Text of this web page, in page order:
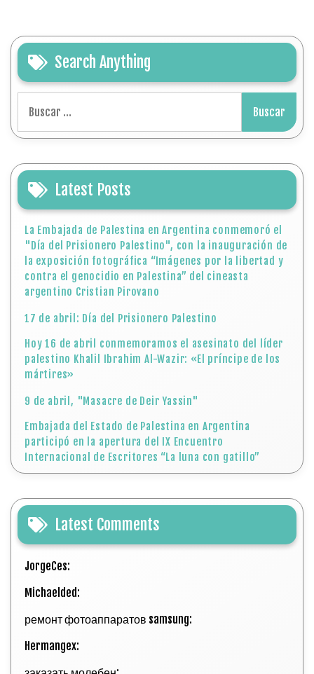
Search Anything
Latest Posts
La Embajada de Palestina en Argentina conmemoró el
"Día del Prisionero Palestino", con la inauguración de
la exposición fotográfica “Imágenes por la libertad y
contra el genocidio en Palestina” del cineasta
argentino Cristian Pirovano
17 de abril: Día del Prisionero Palestino
Hoy 16 de abril conmemoramos el asesinato del líder
palestino Khalil Ibrahim Al-Wazir: «El príncipe de los
mártires»
9 de abril, "Masacre de Deir Yassin"
Embajada del Estado de Palestina en Argentina
participó en la apertura del IX Encuentro
Internacional de Escritores “La luna con gatillo”
Latest Comments
JorgeCes:
Michaelded:
ремонт фотоаппаратов samsung:
Hermangex: